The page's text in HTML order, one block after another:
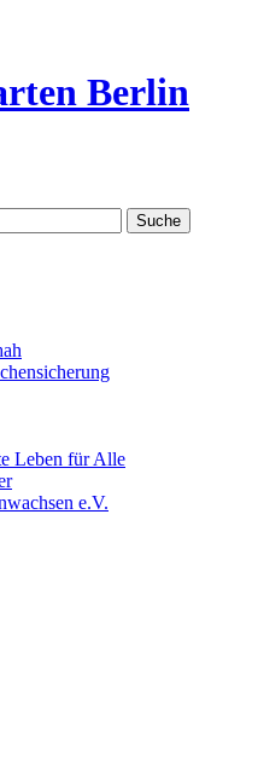
Suche
Leben für Alle
e.V.